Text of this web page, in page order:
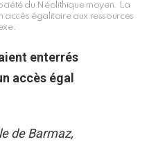
du Néolithique moyen. La
accès égalitaire aux ressources
enterrés
accès égal
de Barmaz,